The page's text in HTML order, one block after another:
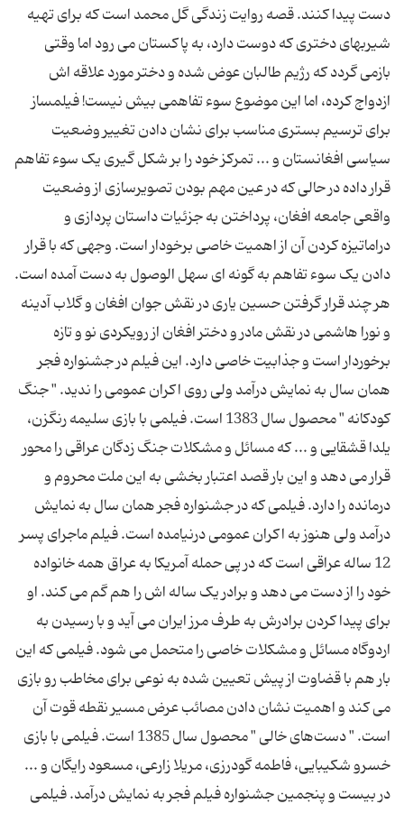
دست پیدا کنند. قصه روایت زندگی گل محمد است که برای تهیه
شیربهای دختری که دوست دارد، به پاکستان می رود اما وقتی
بازمی گردد که رژیم طالبان عوض شده و دختر مورد علاقه اش
ازدواج کرده، اما این موضوع سوء تفاهمی بیش نیست! فیلمساز
برای ترسیم بستری مناسب برای نشان دادن تغییر وضعیت
سیاسی افغانستان و ... تمرکز خود را بر شکل گیری یک سوء تفاهم
قرار داده در حالی که در عین مهم بودن تصویرسازی از وضعیت
واقعی جامعه افغان، پرداختن به جزئیات داستان پردازی و
دراماتیزه کردن آن از اهمیت خاصی برخودار است. وجهی که با قرار
دادن یک سوء تفاهم به گونه ای سهل الوصول به دست آمده است.
هر چند قرار گرفتن حسین یاری در نقش جوان افغان و گلاب آدینه
و نورا هاشمی در نقش مادر و دختر افغان از رویکردی نو و تازه
برخوردار است و جذابیت خاصی دارد. این فیلم در جشنواره فجر
همان سال به نمایش درآمد ولی روی اکران عمومی را ندید. " جنگ
کودکانه " محصول سال 1383 است. فیلمی با بازی سلیمه رنگزن،
یلدا قشقایی و ... که مسائل و مشکلات جنگ زدگان عراقی را محور
قرار می دهد و این بار قصد اعتبار بخشی به این ملت محروم و
درمانده را دارد. فیلمی که در جشنواره فجر همان سال به نمایش
درآمد ولی هنوز به اکران عمومی درنیامده است. فیلم ماجرای پسر
12 ساله عراقی است که در پی حمله آمریکا به عراق همه خانواده
خود را از دست می دهد و برادر یک ساله اش را هم گم می کند. او
برای پیدا کردن برادرش به طرف مرز ایران می آید و با رسیدن به
اردوگاه مسائل و مشکلات خاصی را متحمل می شود. فیلمی که این
بار هم با قضاوت از پیش تعیین شده به نوعی برای مخاطب رو بازی
می کند و اهمیت نشان دادن مصائب عرض مسیر نقطه قوت آن
است. " دست‌های خالی " محصول سال 1385 است. فیلمی با بازی
خسرو شکیبایی، فاطمه گودرزی، مریلا زارعی، مسعود رایگان و ...
در بیست و پنجمین جشنواره فیلم فجر به نمایش درآمد. فیلمی